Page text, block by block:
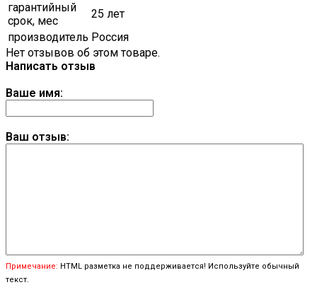
гарантийный
срок, мес
25 лет
производитель Россия
Нет отзывов об этом товаре.
Написать отзыв
Ваше имя:
Ваш отзыв:
Примечание: HTML разметка не поддерживается! Используйте обычный
текст.